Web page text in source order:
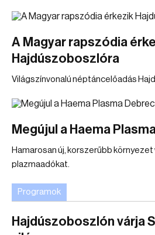
A Magyar rapszódia
Hajdúszoboszlóra
Világszínvonalú néptáncelőadás
Megújul a Haema
Hamarosan új, korszerűbb környezet
plazmaadókat.
Programok
Hajdúszoboszlón várja